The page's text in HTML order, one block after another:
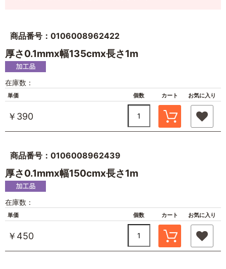
商品番号：0106008962422
厚さ0.1mmx幅135cmx長さ1m
在庫数：
単価 個数 カート お気に入り
￥390
商品番号：0106008962439
厚さ0.1mmx幅150cmx長さ1m
在庫数：
単価 個数 カート お気に入り
￥450